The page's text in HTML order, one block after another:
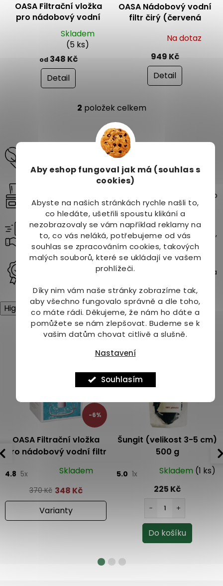
Aby eshop fungoval jak má (souhlas s
cookies)
Abyste na našich stránkách rychle našli to,
co hledáte, ušetřili spoustu klikání a
nezobrazovaly se vám například reklamy na
to, co vás neláká, potřebujeme od vás
souhlas se zpracováním cookies, takových
malých souborů, které se ukládají ve vašem
prohlížeči.
Díky nim vám naše stránky zobrazíme tak,
aby všechno fungovalo správně a dle toho,
co máte rádi. Děkujeme, že nám ho dáte a
pomůžete se nám zlepšovat. Budeme se k
vašim datům chovat citlivě a slušně.
Nastavení
Souhlasím
OASA Filtrační vložka
pro nádobový vodní
filtr
produktu
Skladem
(5 ks)
od348 Kč
Detail
OASA Nádobový vodní
filtr čirý (červená
hodnocení
produktu
5
Na dotaz
949 Kč
Detail
O
v
l
á
d
a
c
í
r
v
k
y
v
ý
p
i
s
2 položek celkem
Odborné poradenství pro vaši krásu a zdraví
pomůžeme vám vybrat produkty na míru vašim
potřebám.
Vybírejte z více než 10 000 produktů
Široký sortiment přírodních a kvalitních produktů pro
zdraví, krásu a pohodu.
Rychlé a spolehlivé doručení
Vaše objednávky doručíme až k vám domů – rychle,
bezpečně a bez starostí.
Rodinná firma s tradicí od roku 1997
Už více než 29 let přinášíme kvalitu, přírodní řešení a
High-contrast mode
Mohlo by Vás zajímat
-6%
OASA Filtrační vložka
pro nádobový vodní filtr
4.8 5x Skladem
370 Kč 348 Kč
Varianty
Šungit (velikost 3-5 cm)
500 g
5.0 1x Skladem (1 ks)
225 Kč